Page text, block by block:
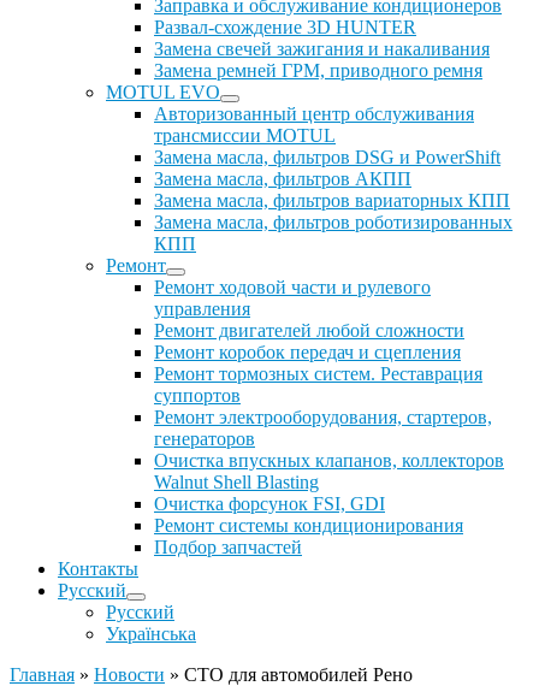
Заправка и обслуживание кондиционеров
Развал-схождение 3D HUNTER
Замена свечей зажигания и накаливания
Замена ремней ГРМ, приводного ремня
MOTUL EVO
Авторизованный центр обслуживания
трансмиссии MOTUL
Замена масла, фильтров DSG и PowerShift
Замена масла, фильтров АКПП
Замена масла, фильтров вариаторных КПП
Замена масла, фильтров роботизированных
КПП
Ремонт
Ремонт ходовой части и рулевого
управления
Ремонт двигателей любой сложности
Ремонт коробок передач и сцепления
Ремонт тормозных систем. Реставрация
суппортов
Ремонт электрооборудования, стартеров,
генераторов
Очистка впускных клапанов, коллекторов
Walnut Shell Blasting
Очистка форсунок FSI, GDI
Ремонт системы кондиционирования
Подбор запчастей
Контакты
Русский
Русский
Українська
Главная » Новости » СТО для автомобилей Рено